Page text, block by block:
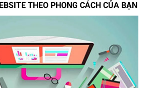
THEO PHONG CÁCH CỦA BẠN